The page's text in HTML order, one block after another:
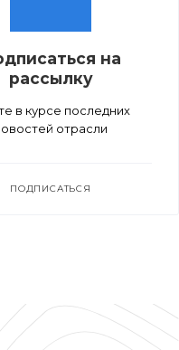
на
рассылку
в курсе последних
отрасли
ПОДПИСАТЬСЯ